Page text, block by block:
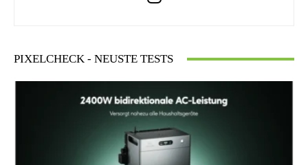
PIXELCHECK - NEUSTE TESTS